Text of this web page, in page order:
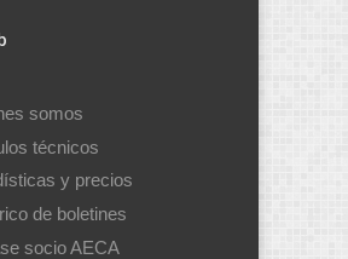
somos
técnicos
y precios
de boletines
socio AECA